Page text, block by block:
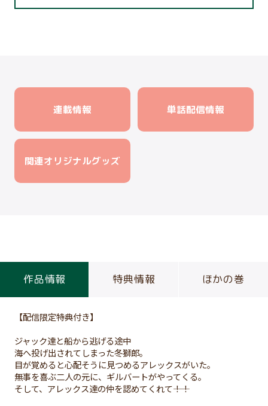
連載情報 単話配信情報
関連オリジナルグッズ
作品情報 特典情報 ほかの巻
【配信限定特典付き】
ジャック達と船から逃げる途中
海へ投げ出されてしまった冬獅郎。
目が覚めると心配そうに見つめるアレックスがいた。
無事を喜ぶ二人の元に、ギルバートがやってくる。
そして、アレックス達の仲を認めてくれて――！！